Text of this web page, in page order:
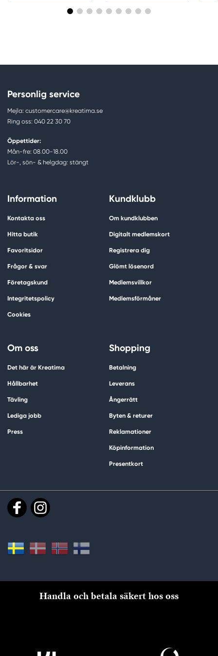
Personlig service
Mejla: customercare@kreatima.se
Ring oss: 040 22 30 70
Öppettider:
Mån-fre: 08.00-18.00
Lör-, sön- & helgdag: stängt
Information
Kontakta oss
Hitta butik
Favoritsidor
Frågor & svar
Företagskund
Integritetspolicy
Cookies
Kundklubb
Om kundklubben
Digitalt medlemskort
Registrera dig
Glömt lösenord
Medlemsvillkor
Medlemsförmåner
Om oss
Det här är Kreatima
Hållbarhet
Tävling
Lediga jobb
Press
Shopping
Betalning
Leverans
Ångerrätt
Byten & returer
Reklamationer
Köpinformation
Presentkort
Handla och betala säkert hos oss